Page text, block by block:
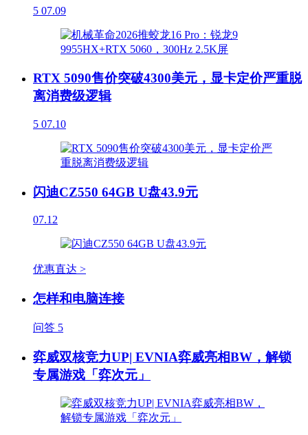
5 07.09
RTX 5090售价突破4300美元，显卡定价严重脱
离消费级逻辑
5 07.10
闪迪CZ550 64GB U盘43.9元
07.12
优惠直达 >
怎样和电脑连接
问答 5
弈威双核竞力UP| EVNIA弈威亮相BW，解锁
专属游戏「弈次元」